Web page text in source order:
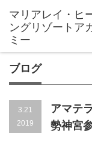
ブログ
3.21
2019
アマテ
勢神宮